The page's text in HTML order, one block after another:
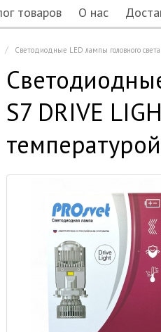
товаров О нас
Светодиодные LED лампы головного
S7 DRIVE